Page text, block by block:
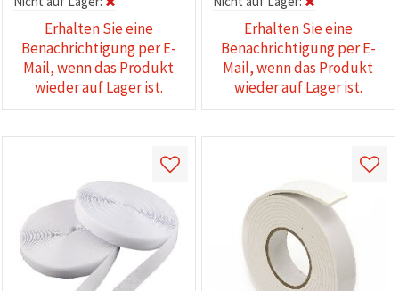
Erhalten Sie eine
Benachrichtigung per E-
Mail, wenn das Produkt
wieder auf Lager ist.
Erhalten Sie eine
Benachrichtigung per E-
Mail, wenn das Produkt
wieder auf Lager ist.